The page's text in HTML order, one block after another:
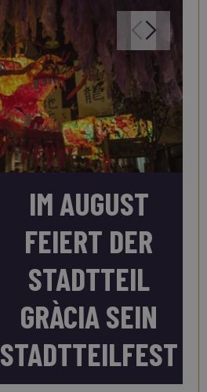
IM AUGUST
FEIERT DER
STADTTEIL
GRÀCIA SEIN
STADTTEILFEST